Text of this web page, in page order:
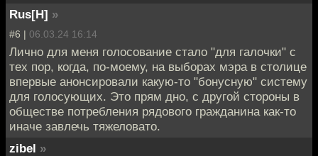
Rus[H] »
#6 | 06.03.24 16:14
Лично для меня голосование стало "для галочки" с
тех пор, когда, по-моему, на выборах мэра в столице
впервые анонсировали какую-то "бонусную" систему
для голосующих. Это прям дно, с другой стороны в
обществе потребления рядового гражданина как-то
иначе завлечь тяжеловато.
zibel »